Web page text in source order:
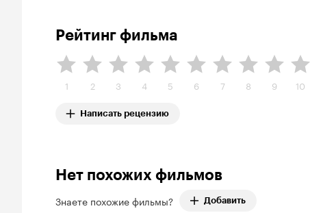
Рейтинг фильма
1 2 3 4 5 6 7 8 9 10
Написать рецензию
Нет похожих фильмов
Знаете похожие фильмы? Добавить